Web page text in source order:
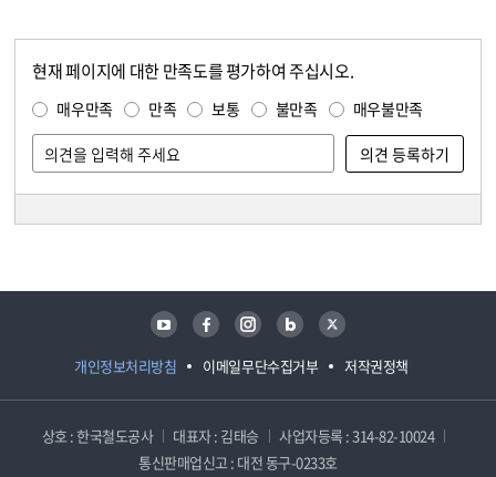
현재 페이지에 대한 만족도를 평가하여 주십시오.
매우만족 만족 보통 불만족 매우불만족
개인정보처리방침 이메일무단수집거부 저작권정책
유튜브 페이스북 인스타그램 블로그 트위터
상호 : 한국철도공사 대표자 : 김태승
사업자등록 : 314-82-10024
통신판매업신고 : 대전 동구-0233호